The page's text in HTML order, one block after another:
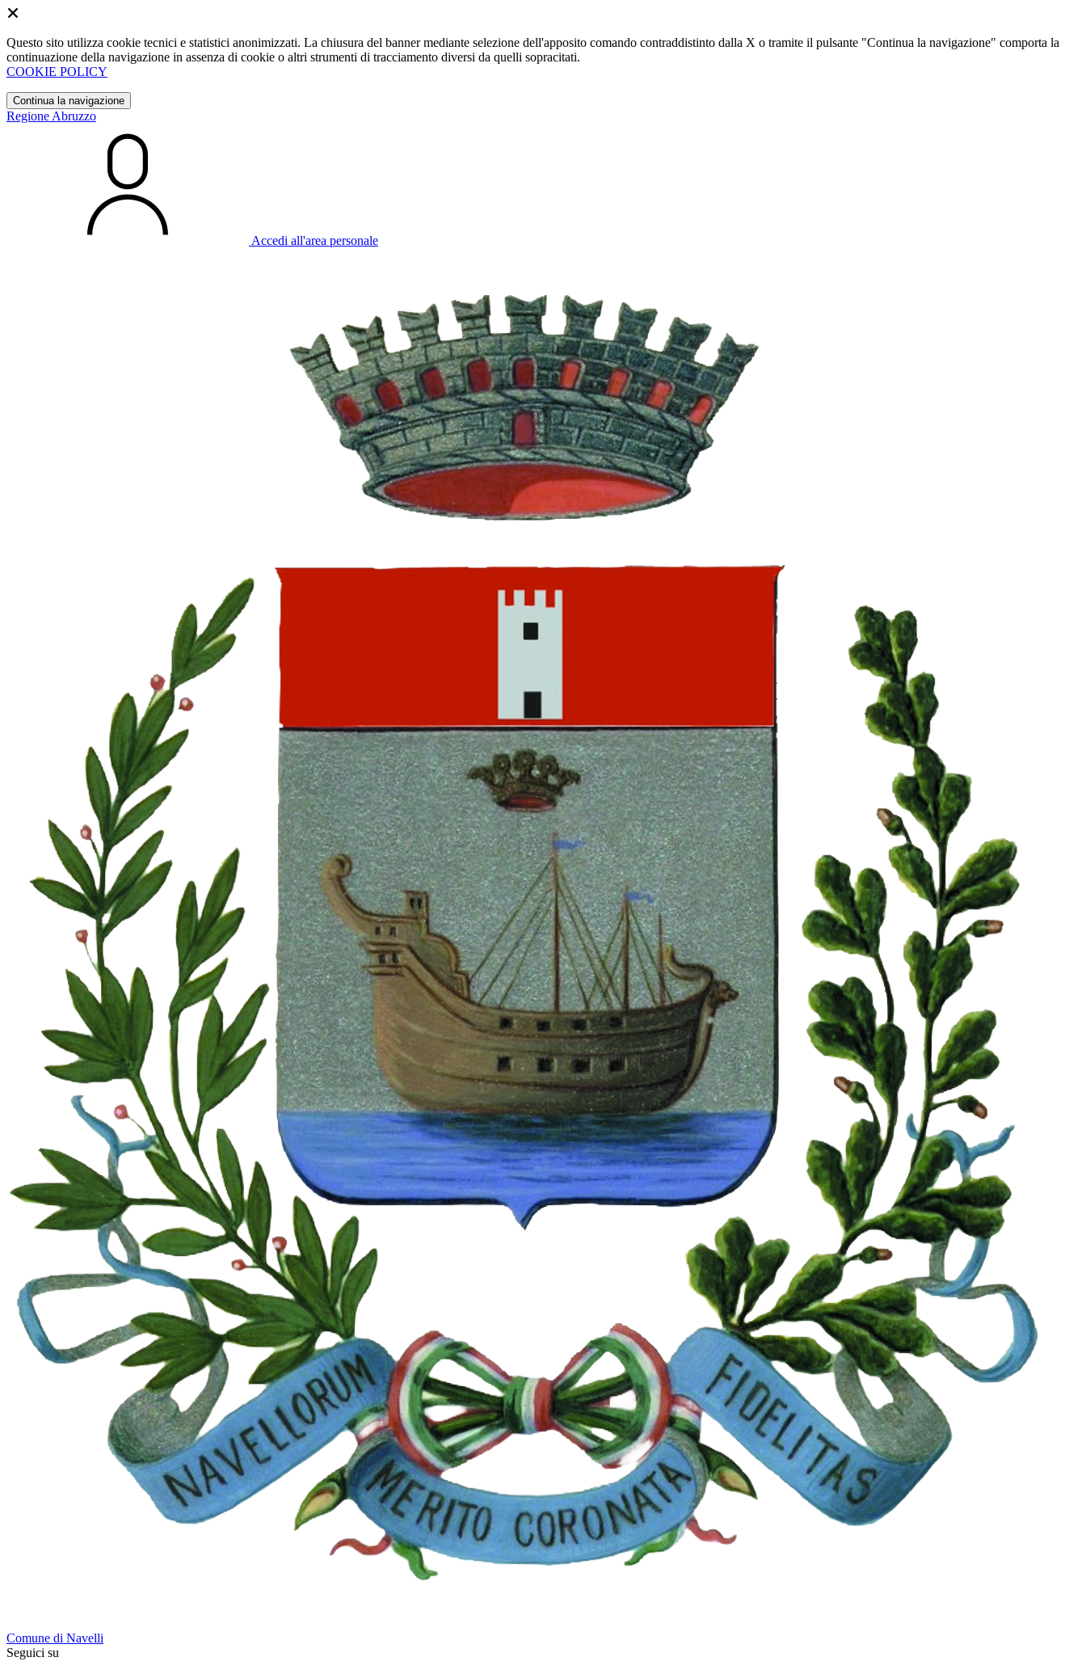
Questo sito utilizza cookie tecnici e statistici anonimizzati. La chiusura del banner mediante selezione dell'apposito comando contraddistinto dalla X o tramite il pulsante "Continua la navigazione" comporta la
continuazione della navigazione in assenza di cookie o altri strumenti di tracciamento diversi da quelli sopracitati.
COOKIE POLICY
Continua la navigazione
Regione Abruzzo
Accedi all'area personale
Comune di Navelli
Seguici su